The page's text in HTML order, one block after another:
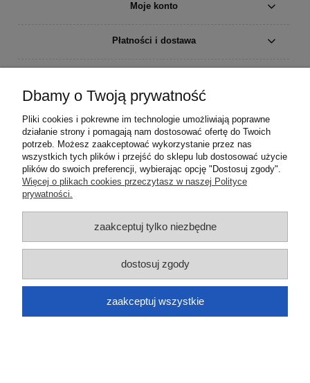
Moje konto
Płatności i dostawa
pokaż pełną wersję strony
Sklep internetowy Shoper.pl
Dbamy o Twoją prywatność
Pliki cookies i pokrewne im technologie umożliwiają poprawne
działanie strony i pomagają nam dostosować ofertę do Twoich
potrzeb. Możesz zaakceptować wykorzystanie przez nas
wszystkich tych plików i przejść do sklepu lub dostosować użycie
plików do swoich preferencji, wybierając opcję "Dostosuj zgody".
Więcej o plikach cookies przeczytasz w naszej Polityce
prywatności.
zaakceptuj tylko niezbędne
dostosuj zgody
zaakceptuj wszystkie